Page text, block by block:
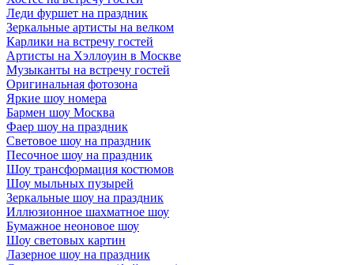
Леди фуршет на праздник
Зеркальные артисты на велком
Карлики на встречу гостей
Артисты на Хэллоуин в Москве
Музыканты на встречу гостей
Оригинальная фотозона
Яркие шоу номера
Бармен шоу Москва
Фаер шоу на праздник
Световое шоу на праздник
Песочное шоу на праздник
Шоу трансформация костюмов
Шоу мыльных пузырей
Зеркальные шоу на праздник
Иллюзионное шахматное шоу
Бумажное неоновое шоу
Шоу световых картин
Лазерное шоу на праздник